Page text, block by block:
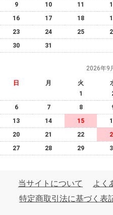
9
10 11
16
17 18
23
24 25
30
31
2026年9
日 月 火
1
6
7 8
13
14 15
20
21 22
27
28 29
当サイトについて よく
特定商取引法に基づく表